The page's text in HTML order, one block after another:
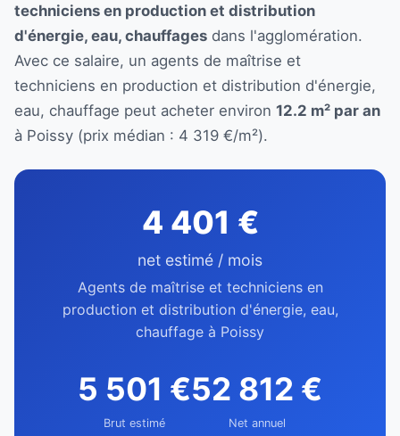
techniciens en production et distribution
d'énergie, eau, chauffages dans l'agglomération.
Avec ce salaire, un agents de maîtrise et
techniciens en production et distribution d'énergie,
eau, chauffage peut acheter environ 12.2 m² par an
à Poissy (prix médian : 4 319 €/m²).
4 401 €
net estimé / mois
Agents de maîtrise et techniciens en
production et distribution d'énergie, eau,
chauffage à Poissy
5 501 €
Brut estimé
52 812 €
Net annuel